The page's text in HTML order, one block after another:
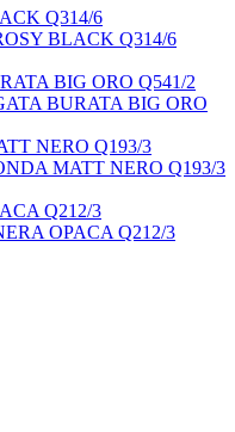
BLACK Q314/6
BURATA BIG ORO
MATT NERO Q193/3
OPACA Q212/3